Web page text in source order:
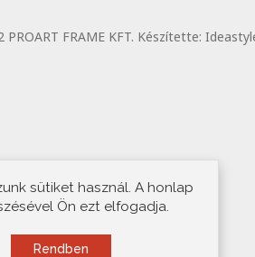
FRAME KFT. Készítette:
sütiket használ. A honlap
Ön ezt elfogadja.
Rendben